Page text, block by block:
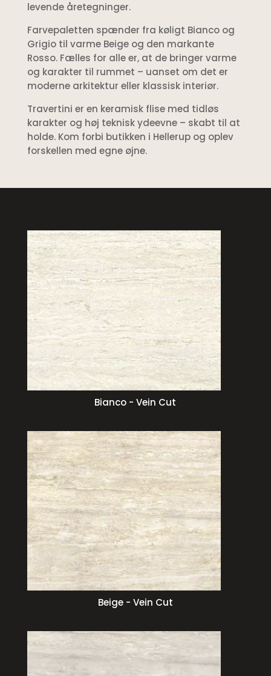
levende åretegninger.
Farvepaletten spænder fra køligt Bianco og
Grigio til varme Beige og den markante
Rosso. Fælles for alle er, at de bringer varme
og karakter til rummet – uanset om det er
moderne arkitektur eller klassisk interiør.
Travertini er en keramisk flise med tidløs
karakter og høj teknisk ydeevne – skabt til at
holde. Kom forbi butikken i Hellerup og oplev
forskellen med egne øjne.
Bianco - Vein Cut
Beige - Vein Cut